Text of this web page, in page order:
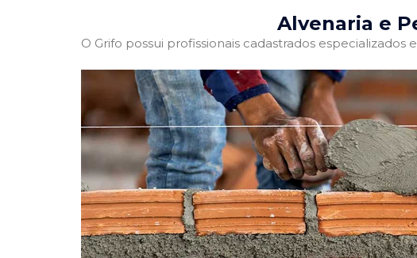
Alvenaria e
O Grifo possui profissionais cadastrados especializados